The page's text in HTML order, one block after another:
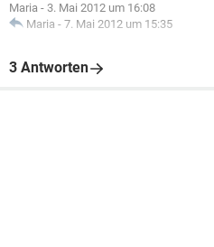
Maria - 3. Mai 2012 um 16:08
Maria - 7. Mai 2012 um 15:35
3 Antworten